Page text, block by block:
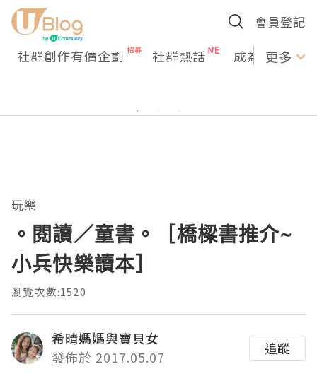
會員登記
社群創作有價企劃 社群熱話 成為U更多
玩樂
。閱讀／童書。［橋樑書推介~
小兵快樂讀本］
瀏覽次數:1520
希晴媽媽與寶貝女
發佈於 2017.05.07
追蹤